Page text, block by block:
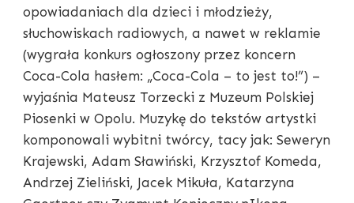
opowiadaniach dla dzieci i młodzieży,
słuchowiskach radiowych, a nawet w reklamie
(wygrała konkurs ogłoszony przez koncern
Coca-Cola hasłem: „Coca-Cola – to jest to!”) –
wyjaśnia Mateusz Torzecki z Muzeum Polskiej
Piosenki w Opolu. Muzykę do tekstów artystki
komponowali wybitni twórcy, tacy jak: Seweryn
Krajewski, Adam Sławiński, Krzysztof Komeda,
Andrzej Zieliński, Jacek Mikuła, Katarzyna